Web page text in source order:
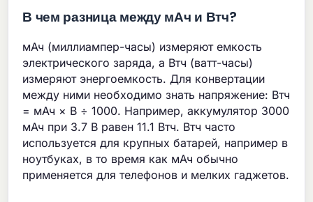
В чем разница между мАч и Втч?
мАч (миллиампер-часы) измеряют емкость
электрического заряда, а Втч (ватт-часы)
измеряют энергоемкость. Для конвертации
между ними необходимо знать напряжение: Втч
= мАч × В ÷ 1000. Например, аккумулятор 3000
мАч при 3.7 В равен 11.1 Втч. Втч часто
используется для крупных батарей, например в
ноутбуках, в то время как мАч обычно
применяется для телефонов и мелких гаджетов.